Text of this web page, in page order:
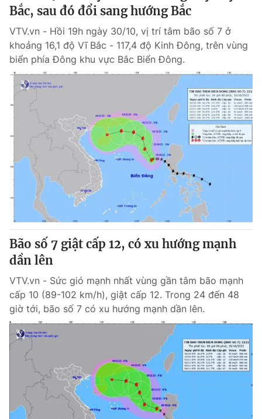
Bắc, sau đó đổi sang hướng Bắc
VTV.vn - Hồi 19h ngày 30/10, vị trí tâm bão số 7 ở
khoảng 16,1 độ Vĩ Bắc - 117,4 độ Kinh Đông, trên vùng
biển phía Đông khu vực Bắc Biển Đông.
Bão số 7 giật cấp 12, có xu hướng mạnh
dần lên
VTV.vn - Sức gió mạnh nhất vùng gần tâm bão mạnh
cấp 10 (89-102 km/h), giật cấp 12. Trong 24 đến 48
giờ tới, bão số 7 có xu hướng mạnh dần lên.